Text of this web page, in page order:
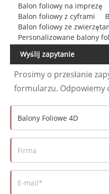
Balon foliowy na imprezę
Balon foliowy z cyframi
Balon foliowy ze
Personalizowane balony
Wyślij zapytanie
Prosimy o przesłanie
formularzu. Odpowiemy